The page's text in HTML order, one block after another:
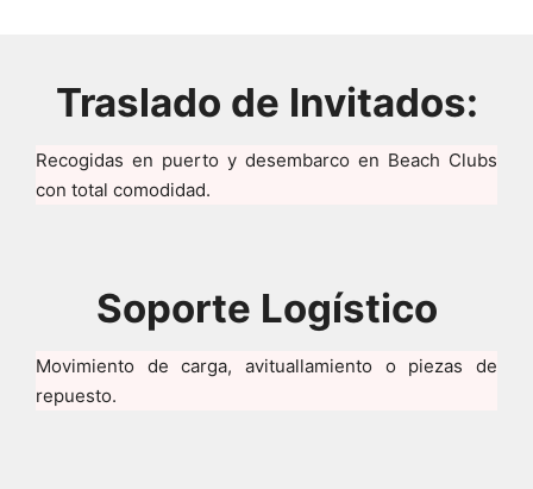
Traslado de Invitados:
Recogidas en puerto y desembarco en Beach Clubs
con total comodidad.
Soporte Logístico
Movimiento de carga, avituallamiento o piezas de
repuesto.